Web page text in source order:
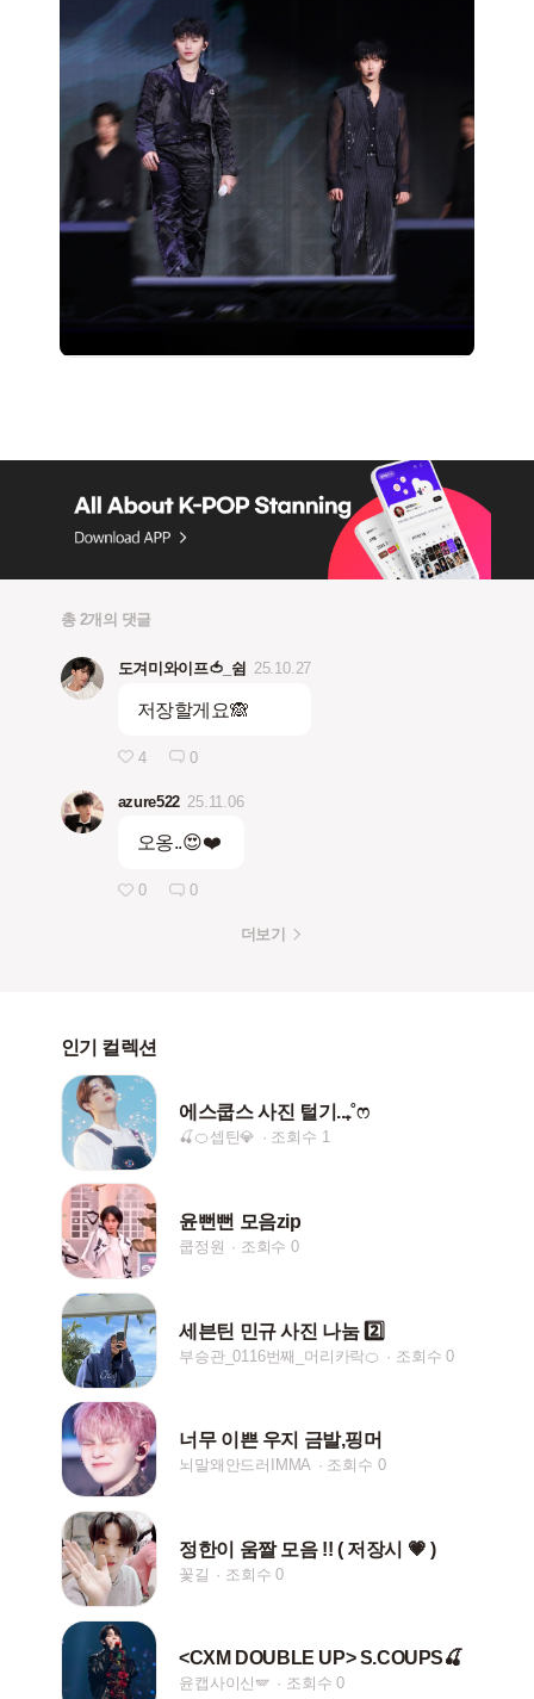
총 2개의 댓글
도겨미와이프🍅_쉼 25.10.27
저장할게요🙈
4 0
azure522 25.11.06
오옹..😍❤️
0 0
더보기
인기 컬렉션
에스쿱스 사진 털기..₊˚ෆ
🍒🍊셉틴💎 조회수 1
윤뻔뻔 모음zip
쿱정원 조회수 0
세븐틴 민규 사진 나눔 2️⃣
부승관_0116번째_머리카락🍊 조회수 0
너무 이쁜 우지 금발,핑머
뇌말왜안드러IMMA 조회수 0
정한이 움짤 모음 !! ( 저장시 💗 )
꽃길 조회수 0
<CXM DOUBLE UP> S.COUPS🍒
윤캡사이신🪽 조회수 0